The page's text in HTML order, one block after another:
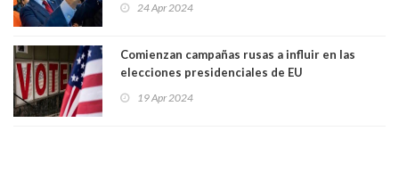
24 Apr 2024
Comienzan campañas rusas a influir en las
elecciones presidenciales de EU
19 Apr 2024